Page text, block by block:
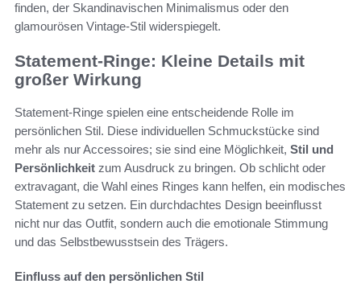
finden, der Skandinavischen Minimalismus oder den
glamourösen Vintage-Stil widerspiegelt.
Statement-Ringe: Kleine Details mit
großer Wirkung
Statement-Ringe spielen eine entscheidende Rolle im
persönlichen Stil. Diese individuellen Schmuckstücke sind
mehr als nur Accessoires; sie sind eine Möglichkeit, Stil und
Persönlichkeit zum Ausdruck zu bringen. Ob schlicht oder
extravagant, die Wahl eines Ringes kann helfen, ein modisches
Statement zu setzen. Ein durchdachtes Design beeinflusst
nicht nur das Outfit, sondern auch die emotionale Stimmung
und das Selbstbewusstsein des Trägers.
Einfluss auf den persönlichen Stil